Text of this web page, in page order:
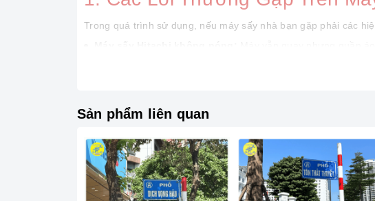
Trong quá trình sử dụng, nếu máy sấy nhà bạn gặp phải các
Lồng sấy không quay:
Hỏng bo mạch điều khiển:Liệt phím, loạn chương trình sấy.
2. Tại Sao Chọn Điện Lạnh
Sản phẩm liên quan